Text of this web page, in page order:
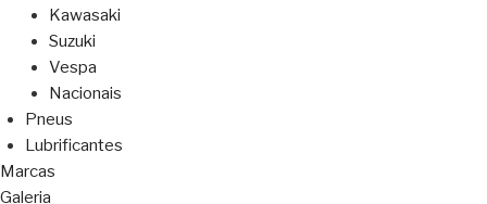
Kawasaki
Suzuki
Vespa
Nacionais
Pneus
Lubrificantes
Marcas
Galeria